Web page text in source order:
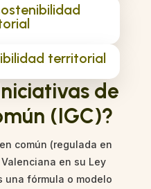
territorial
de
(IGC)?
común (regulada en
en su Ley
una fórmula o modelo